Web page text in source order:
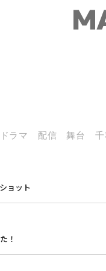
ドラマ 配信 舞台
ョット
！